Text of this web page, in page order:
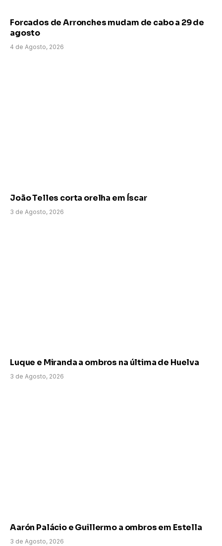
Forcados de Arronches mudam de cabo a 29 de
agosto
4 de Agosto, 2026
João Telles corta orelha em Íscar
3 de Agosto, 2026
Luque e Miranda a ombros na última de Huelva
3 de Agosto, 2026
Aarón Palácio e Guillermo a ombros em Estella
3 de Agosto, 2026